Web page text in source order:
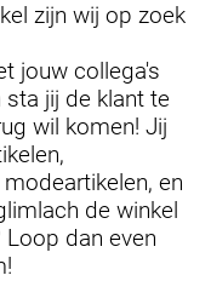
zijn wij op zoek
jouw collega's
jij de klant te
wil komen! Jij
en
de winkel
dan even